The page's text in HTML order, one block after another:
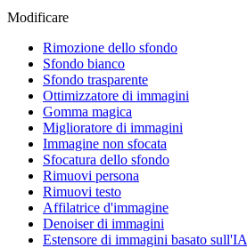
Modificare
Rimozione dello sfondo
Sfondo bianco
Sfondo trasparente
Ottimizzatore di immagini
Gomma magica
Miglioratore di immagini
Immagine non sfocata
Sfocatura dello sfondo
Rimuovi persona
Rimuovi testo
Affilatrice d'immagine
Denoiser di immagini
Estensore di immagini basato sull'IA